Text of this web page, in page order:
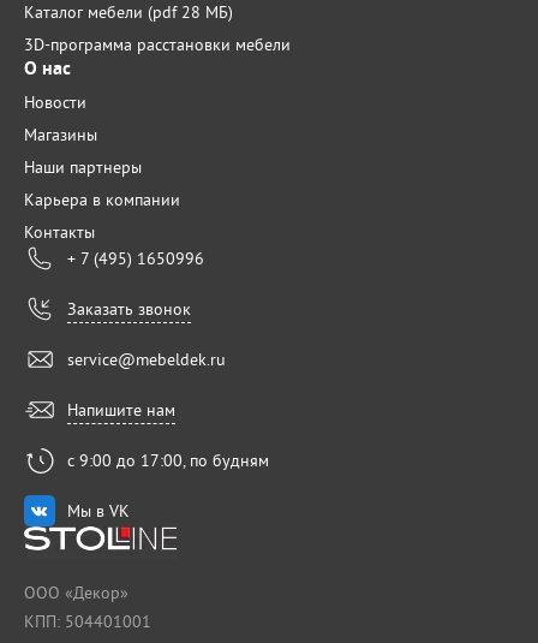
Каталог мебели (pdf 28 МБ)
3D-программа расстановки мебели
О нас
Новости
Магазины
Наши партнеры
Карьера в компании
Контакты
+ 7 (495) 1650996
Заказать звонок
service@mebeldek.ru
Напишите нам
с 9:00 до 17:00, по будням
Мы в VK
ООО «Декор»
КПП: 504401001